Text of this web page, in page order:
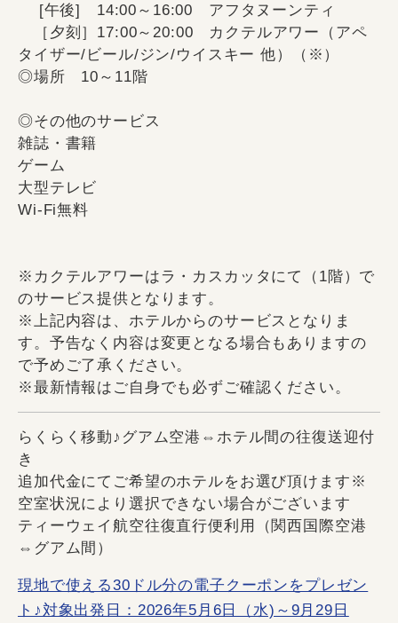
[午後] 14:00～16:00 アフタヌーンティ
［夕刻］17:00～20:00 カクテルアワー（アペ
タイザー/ビール/ジン/ウイスキー 他）（※）
◎場所 10～11階
◎その他のサービス
雑誌・書籍
ゲーム
大型テレビ
Wi-Fi無料
※カクテルアワーはラ・カスカッタにて（1階）で
のサービス提供となります。
※上記内容は、ホテルからのサービスとなりま
す。予告なく内容は変更となる場合もありますの
で予めご了承ください。
※最新情報はご自身でも必ずご確認ください。
らくらく移動♪グアム空港⇔ホテル間の往復送迎付
き
追加代金にてご希望のホテルをお選び頂けます※
空室状況により選択できない場合がございます
ティーウェイ航空往復直行便利用（関西国際空港
⇔グアム間）
現地で使える30ドル分の電子クーポンをプレゼン
ト♪対象出発日：2026年5月6日（水)～9月29日